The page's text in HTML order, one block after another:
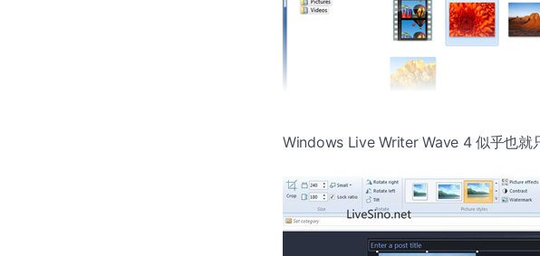
Windows Live Writer Wave 4 似乎也就